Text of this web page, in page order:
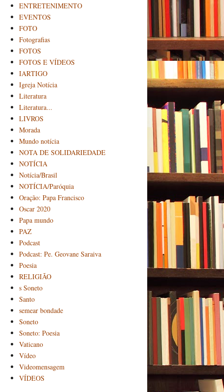
ENTRETENIMENTO
EVENTOS
FOTO
Fotografias
FOTOS
FOTOS E VÍDEOS
IARTIGO
Igreja Notícia
Literatura
Literatura...
LIVROS
Morada
Mundo notícia
NOTA DE SOLIDARIEDADE
NOTÍCIA
Notícia/Brasil
NOTÍCIA/Paróquia
Oração: Papa Francisco
Oscar 2020
Papa mundo
PAZ
Podcast
Podcast: Pe. Geovane Saraiva
Poesia
RELIGIÃO
s Soneto
Santo
semear bondade
Soneto
Soneto: Poesia
Vaticano
Vídeo
Videomensagem
VÍDEOS